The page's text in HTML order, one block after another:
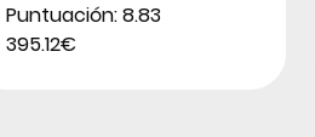
Puntuación: 8.83
395.12€